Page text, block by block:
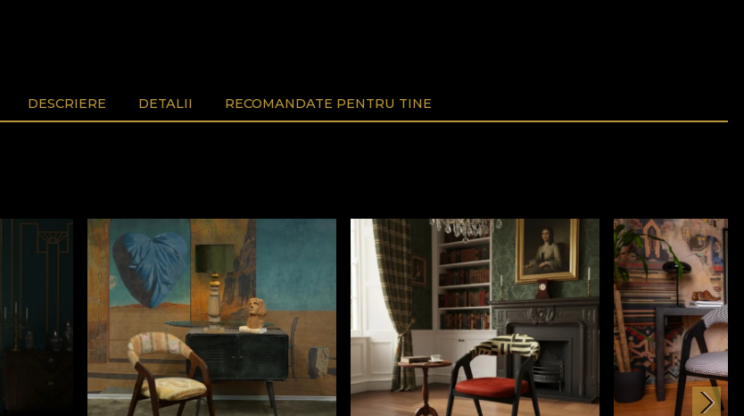
DESCRIERE DETALII RECOMANDATE PENTRU TINE